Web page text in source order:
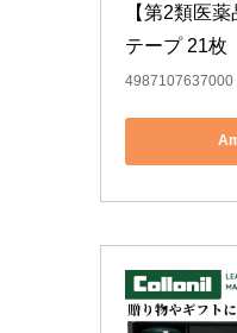
【第2類医
テープ 21枚
4987107637000